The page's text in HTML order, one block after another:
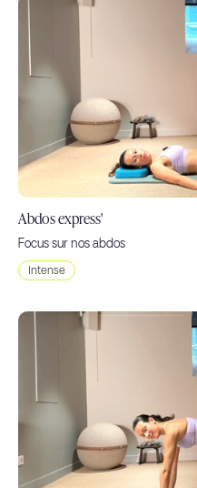
Abdos express'
Focus sur nos abdos
Intense